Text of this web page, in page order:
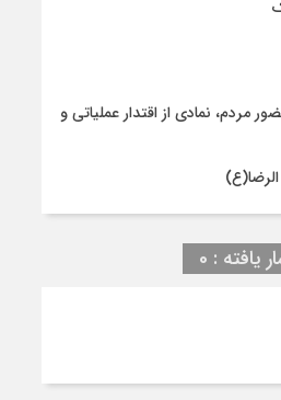
مردم، نمادی از اقتدار عملیاتی و
یافته : 0